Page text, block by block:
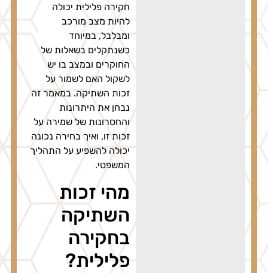
חקירה פלילית יכולה
להיות מצב מורכב
ומבלבל, במיוחד
כשנתקלים בשאלות של
החוקרים ובמצב בו יש
לשקול האם לשמור על
זכות השתיקה. במאמר זה
נבחן את היתרונות
והחסרונות של שמירה על
זכות זו, ואיך בחירה נכונה
יכולה להשפיע על התהליך
המשפטי.
מהי זכות
השתיקה
בחקירה
פלילית?